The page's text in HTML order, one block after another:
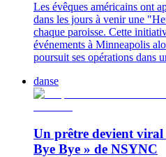
Les évêques américains ont
dans les jours à venir une
chaque paroisse. Cette
événements à Minneapolis
poursuit ses opérations dans
danse
Un prêtre devient viral
Bye Bye » de NSYNC